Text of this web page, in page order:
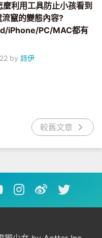
利用工具防止小孩看到
竄的變態內容?
iPhone/PC/MAC都有
by詩伊
較舊文章